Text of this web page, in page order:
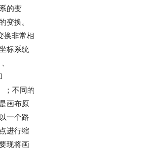
的变
变换。
换非常相
标系统
；不同的
画布原
一个路
进行缩
现将画